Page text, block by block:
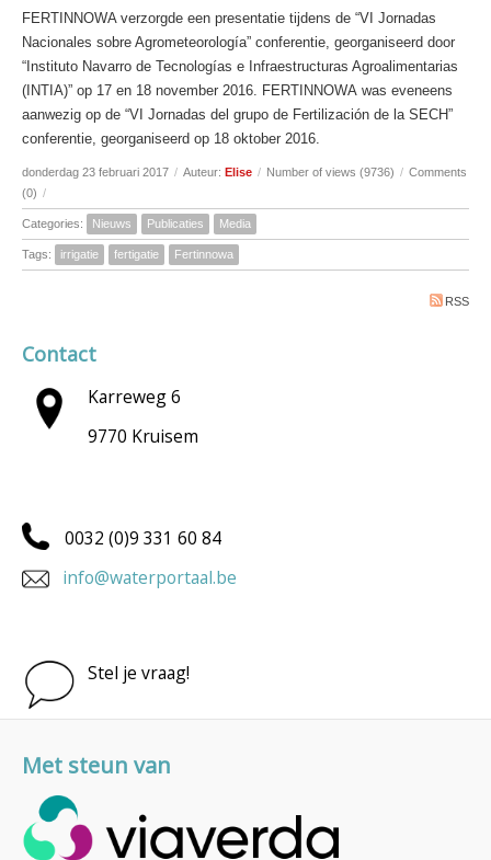
FERTINNOWA verzorgde een presentatie tijdens de “VI Jornadas
Nacionales sobre Agrometeorología” conferentie, georganiseerd door
“Instituto Navarro de Tecnologías e Infraestructuras Agroalimentarias
(INTIA)” op 17 en 18 november 2016. FERTINNOWA was eveneens
aanwezig op de “VI Jornadas del grupo de Fertilización de la SECH”
conferentie, georganiseerd op 18 oktober 2016.
donderdag 23 februari 2017 / Auteur: Elise / Number of views (9736) / Comments
(0) /
Categories: Nieuws Publicaties Media
Tags: irrigatie fertigatie Fertinnowa
RSS
Contact
Karreweg 6
9770 Kruisem
0032 (0)9 331 60 84
info@waterportaal.be
Stel je vraag!
Met steun van